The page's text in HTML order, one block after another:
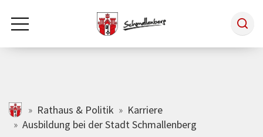
Zum Hauptinhalt springen
Rathaus & Politik
schmallenberg.de
Rathaus & Politik
Karriere
Ausbildung bei der Stadt Schmallenberg